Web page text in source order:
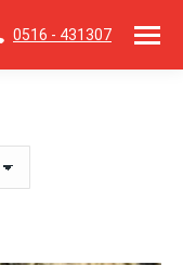
0516 - 431307